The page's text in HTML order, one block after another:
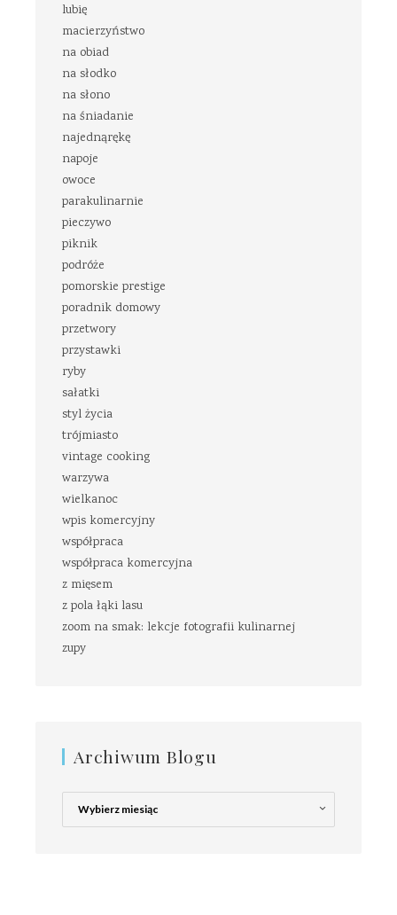
lubię
macierzyństwo
na obiad
na słodko
na słono
na śniadanie
najednąrękę
napoje
owoce
parakulinarnie
pieczywo
piknik
podróże
pomorskie prestige
poradnik domowy
przetwory
przystawki
ryby
sałatki
styl życia
trójmiasto
vintage cooking
warzywa
wielkanoc
wpis komercyjny
współpraca
współpraca komercyjna
z mięsem
z pola łąki lasu
zoom na smak: lekcje fotografii kulinarnej
zupy
Archiwum Blogu
Archiwum
Blogu